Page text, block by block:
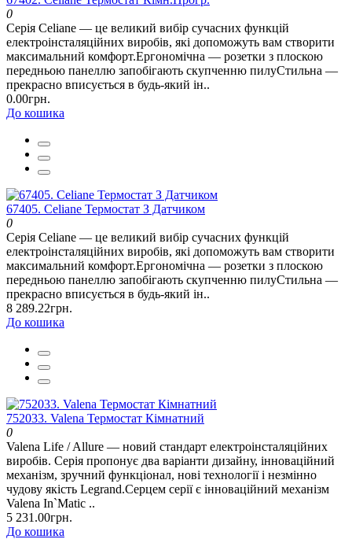
0
Серія Celiane — це великий вибір сучасних функцій
електроінсталяційних виробів, які допоможуть вам створити
максимальний комфорт.Ергономічна — розетки з плоскою
передньою панеллю запобігають скупченню пилуСтильна —
прекрасно вписується в будь-який ін..
0.00грн.
До кошика
67405. Celiane Термостат З Датчиком
0
Серія Celiane — це великий вибір сучасних функцій
електроінсталяційних виробів, які допоможуть вам створити
максимальний комфорт.Ергономічна — розетки з плоскою
передньою панеллю запобігають скупченню пилуСтильна —
прекрасно вписується в будь-який ін..
8 289.22грн.
До кошика
752033. Valena Термостат Кімнатний
0
Valena Life / Allure — новий стандарт електроінсталяційних
виробів. Серія пропонує два варіанти дизайну, інноваційний
механізм, зручний функціонал, нові технології і незмінно
чудову якість Legrand.Серцем серії є інноваційний механізм
Valena In`Matic ..
5 231.00грн.
До кошика